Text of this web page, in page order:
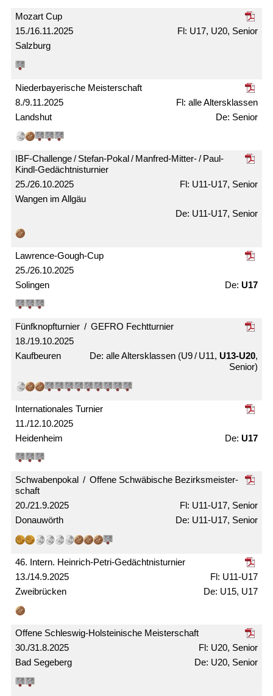
15./16.11.2025
Mozart Cup
Salzburg
U17, U20, Senior
8./9.11.2025
Nieder­bayerische Meister­schaft
Landshut
alle Alters­klassen
Senior
25./26.10.2025
IBF-Challenge / Stefan-Pokal / Manfred-Mitter- / Paul-
Kindl-Gedächtnis­turnier
Wangen im Allgäu
U11-U17, Senior
U11-U17, Senior
25./26.10.2025
Lawrence-Gough-Cup
Solingen U17
18./19.10.2025
Fünfknopf­turnier / GEFRO Fecht­turnier
Kaufbeuren alle Alters­klassen (U9 / U11, U13-U20,
Senior)
11./12.10.2025
Internationales Turnier
Heidenheim U17
20./21.9.2025
Schwabenpokal / Offene Schwäbische Bezirks­meister­
schaft
Donauwörth
U11-U17, Senior
U11-U17, Senior
13./14.9.2025
46. Intern. Heinrich-Petri-Gedächtnis­turnier
Zweibrücken
U11-U17
U15, U17
30./31.8.2025
Offene Schleswig-Holsteinische Meister­schaft
Bad Segeberg
U20, Senior
U20, Senior